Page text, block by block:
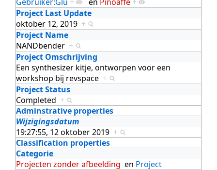
Project Last Update
oktober 12, 2019 +
Project Name
NANDbender +
Project Omschrijving
Een synthesizer kitje, ontworpen voor een
workshop bij revspace +
Project Status
Completed +
Adminstrative properties
Wijzigingsdatum
19:27:55, 12 oktober 2019 +
Classification properties
Categorie
Projecten zonder afbeelding en Project